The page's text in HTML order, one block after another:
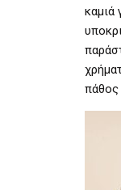
καμιά
πάθος